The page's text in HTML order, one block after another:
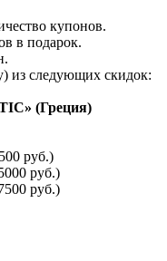
купонов.
в подарок.
из следующих скидок:
(Греция)
руб.)
руб.)
руб.)